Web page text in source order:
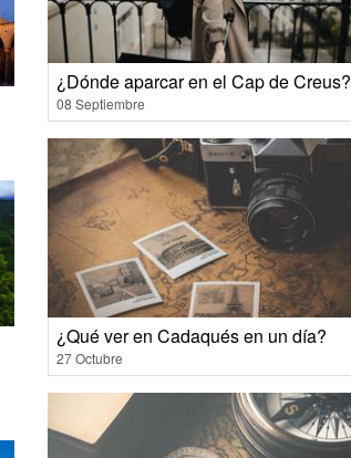
¿Dónde aparcar en el Cap de Creus?
08 Septiembre
¿Qué ver en Cadaqués en un día?
27 Octubre